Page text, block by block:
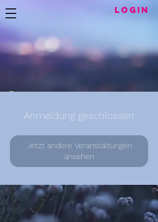
LogIN
Anmeldung geschlossen
Jetzt andere Veranstaltungen
ansehen